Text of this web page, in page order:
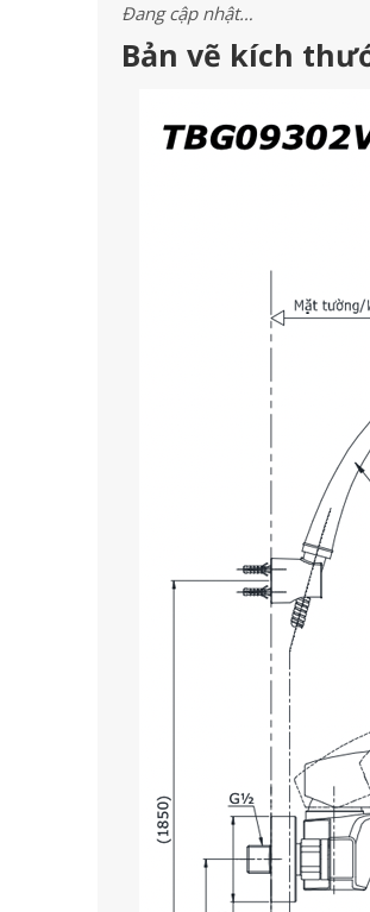
Đang cập nhật…
Bản vẽ kích